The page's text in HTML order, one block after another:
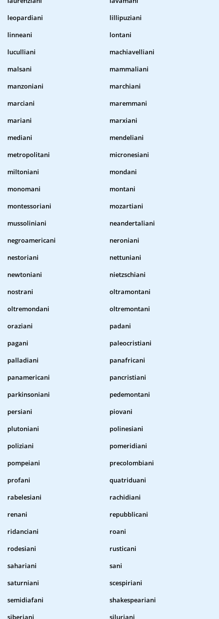
leopardiani
lillipuziani
linneani
lontani
luculliani
machiavelliani
malsani
mammaliani
manzoniani
marchiani
marciani
maremmani
mariani
marxiani
mediani
mendeliani
metropolitani
micronesiani
miltoniani
mondani
monomani
montani
montessoriani
mozartiani
mussoliniani
neandertaliani
negroamericani
neroniani
nestoriani
nettuniani
newtoniani
nietzschiani
nostrani
oltramontani
oltremondani
oltremontani
oraziani
padani
pagani
paleocristiani
palladiani
panafricani
panamericani
pancristiani
parkinsoniani
pedemontani
persiani
piovani
plutoniani
polinesiani
poliziani
pomeridiani
pompeiani
precolombiani
profani
quatriduani
rabelesiani
rachidiani
renani
repubblicani
ridanciani
roani
rodesiani
rusticani
sahariani
sani
saturniani
scespiriani
semidiafani
shakespeariani
siberiani
siluriani